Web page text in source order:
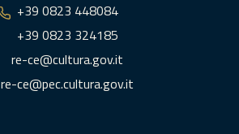
+39 0823 448084
+39 0823 324185
re-ce@cultura.gov.it
re-ce@pec.cultura.gov.it